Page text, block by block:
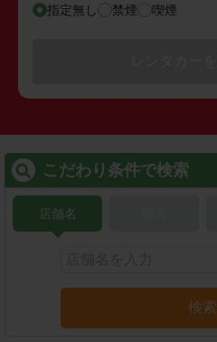
指定無し 禁煙 喫煙
こだわり条件で検索
店舗名
検索